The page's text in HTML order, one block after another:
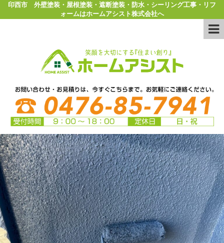
印西市 外壁塗装・屋根塗装・遮断塗装・防水・シーリング工事・リフ
ォームはホームアシスト株式会社へ